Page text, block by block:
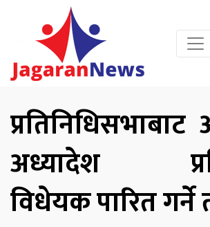
अध्यादेश
विधेयक पारित गर्ने